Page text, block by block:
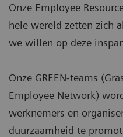
Onze Employee
hele wereld zetten zich
we willen op deze
Onze GREEN-teams
Employee Network)
werknemers en
duurzaamheid te